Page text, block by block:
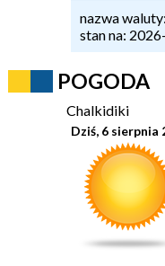
nazwa
stan na:
POGODA
Chalkidiki
Dziś, 6 sierpnia